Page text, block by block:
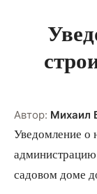
Автор: Михаил
Уведомление о
садовом доме